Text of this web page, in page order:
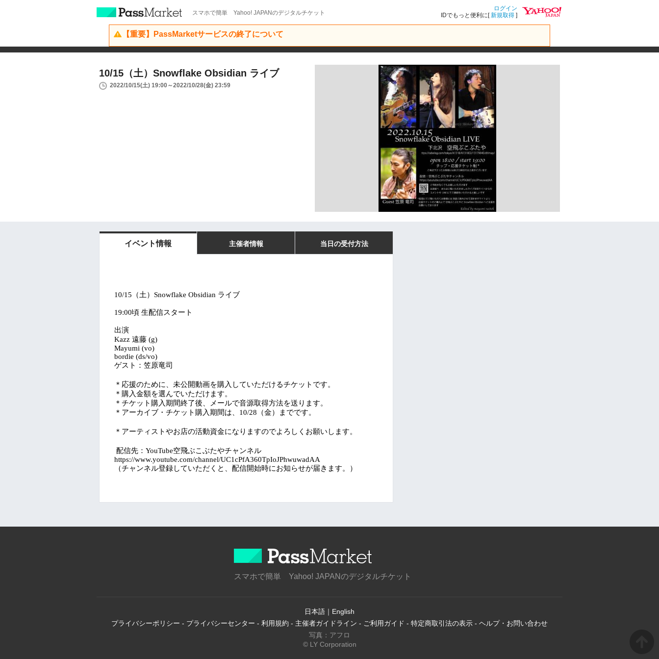
スマホで簡単 Yahoo! JAPANのデジタルチケット
ログイン
IDでもっと便利に[新規取得 ]
【重要】PassMarketサービスの終了について
10/15（土）Snowflake Obsidian ライブ
2022/10/15(土) 19:00～2022/10/28(金) 23:59
イベント情報 主催者情報 当日の受付方法
10/15 （土） Snowflake Obsidian ライブ
19:00頃 生配信スタート
出演
Kazz 遠藤 (g)
Mayumi (vo)
bordie (ds/vo)
ゲスト：笠原竜司
＊応援のために、未公開動画を購入していただけるチケットです。
＊購入金額を選んでいただけます。
＊チケット購入期間終了後、メールで音源取得方法を送ります。
＊アーカイブ・チケット購入期間は、 10/28 （金）までです。
＊アーティストやお店の活動資金になりますのでよろしくお願いします。
配信先： YouTube空飛ぶこぶたやチャンネル
https://www.youtube.com/channel/UC1cPfA360TpIoJPhwuwadAA
（チャンネル登録していただくと、配信開始時にお知らせが届きます。）
スマホで簡単 Yahoo! JAPANのデジタルチケット
日本語 ｜ English
プライバシーポリシー - プライバシーセンター - 利用規約 - 主催者ガイドライン - ご利用ガイド - 特定商取引法の表示 - ヘルプ・お問い合わせ
写真：アフロ
© LY Corporation